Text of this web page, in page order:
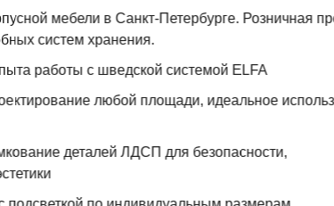
не менее 3000 руб.
корп.изделие/двери с учётом скидки,
3000 руб.
Elfa с учётом скидки, но не менее
3500 руб.
за пределы КАД 70 руб./км
мебели в Санкт-Петербурге. Розничная
систем хранения.
работы с шведской системой ELFA
любой площади, идеальное
деталей ЛДСП для безопасности,